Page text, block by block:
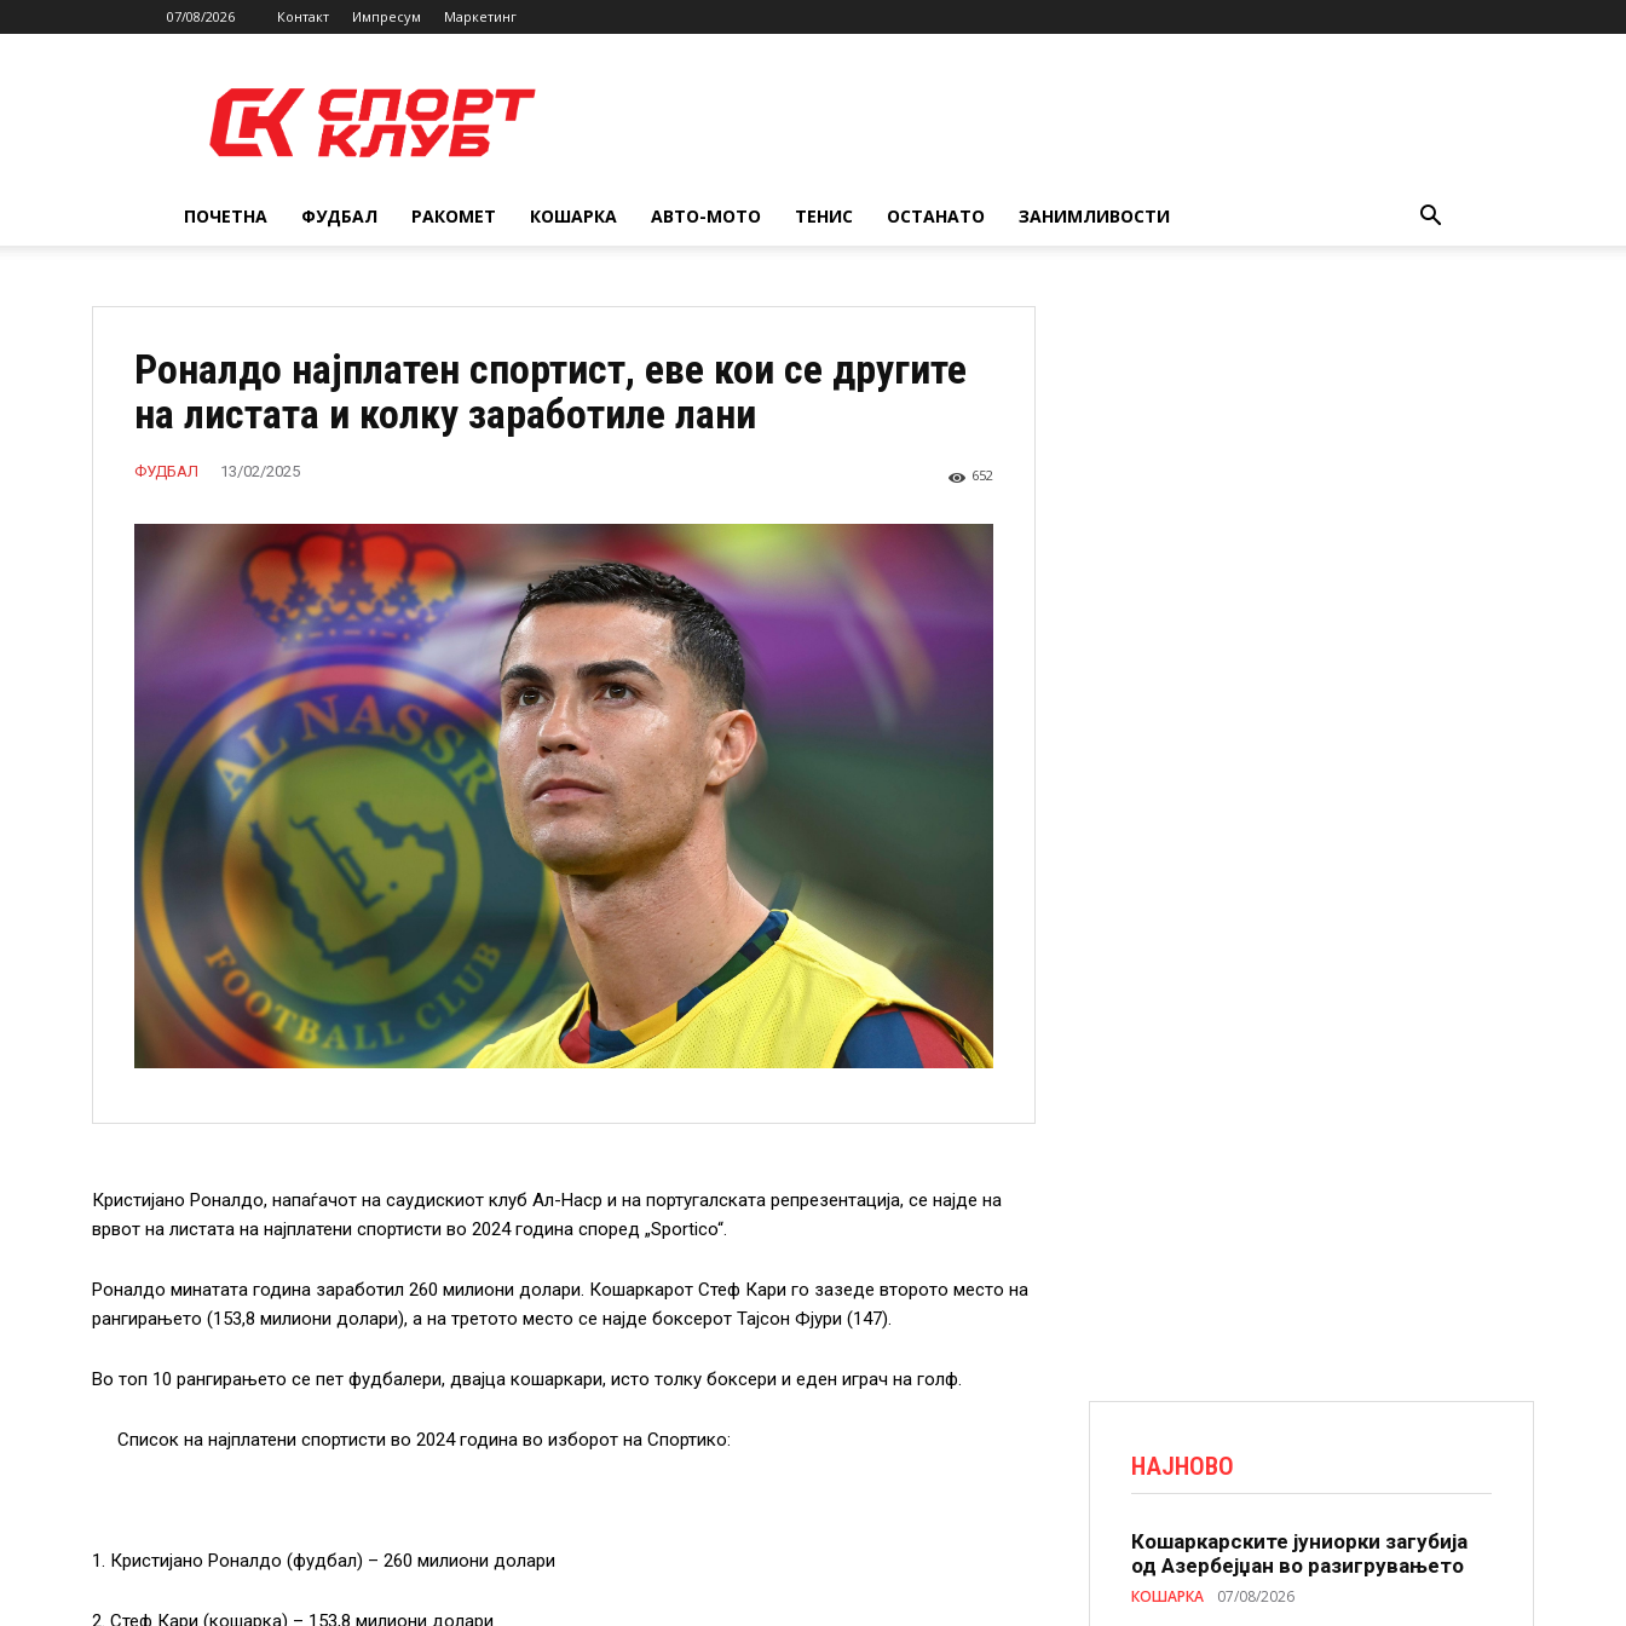
07/08/2026 Контакт Импресум Маркетинг
ПОЧЕТНА ФУДБАЛ РАКОМЕТ КОШАРКА АВТО-МОТО ТЕНИС ОСТАНАТО ЗАНИМЛИВОСТИ
Роналдо најплатен спортист, еве кои се другите
на листата и колку заработиле лани
ФУДБАЛ 13/02/2025 652
Кристијано Роналдо, напаѓачот на саудискиот клуб Ал-Наср и на португалската репрезентација, се најде на
врвот на листата на најплатени спортисти во 2024 година според „Sportico“.
Роналдо минатата година заработил 260 милиони долари. Кошаркарот Стеф Кари го зазеде второто место на
рангирањето (153,8 милиони долари), а на третото место се најде боксерот Тајсон Фјури (147).
Во топ 10 рангирањето се пет фудбалери, двајца кошаркари, исто толку боксери и еден играч на голф.
Список на најплатени спортисти во 2024 година во изборот на Спортико:
1. Кристијано Роналдо (фудбал) – 260 милиони долари
2. Стеф Кари (кошарка) – 153,8 милиони долари
НАЈНОВО
Кошаркарските јуниорки загубија
од Азербејџан во разигрувањето
КОШАРКА 07/08/2026